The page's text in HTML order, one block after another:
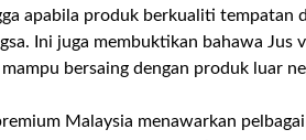
apabila produk berkualiti tempatan
Ini juga membuktikan bahawa Jus
bersaing dengan produk luar
Malaysia menawarkan